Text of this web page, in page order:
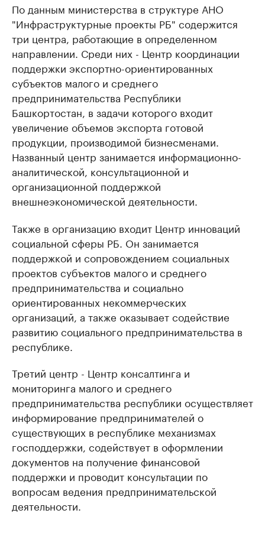
По данным министерства в структуре АНО
"Инфраструктурные проекты РБ" содержится
три центра, работающие в определенном
направлении. Среди них - Центр координации
поддержки экспортно-ориентированных
субъектов малого и среднего
предпринимательства Республики
Башкортостан, в задачи которого входит
увеличение объемов экспорта готовой
продукции, производимой бизнесменами.
Названный центр занимается информационно-
аналитической, консультационной и
организационной поддержкой
внешнеэкономической деятельности.
Также в организацию входит Центр инноваций
социальной сферы РБ. Он занимается
поддержкой и сопровождением социальных
проектов субъектов малого и среднего
предпринимательства и социально
ориентированных некоммерческих
организаций, а также оказывает содействие
развитию социального предпринимательства в
республике.
Третий центр - Центр консалтинга и
мониторинга малого и среднего
предпринимательства республики осуществляет
информирование предпринимателей о
существующих в республике механизмах
господдержки, содействует в оформлении
документов на получение финансовой
поддержки и проводит консультации по
вопросам ведения предпринимательской
деятельности.